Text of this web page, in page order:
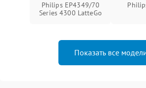
Philips EP4349/70
Series 4300 LatteGo
Показать все